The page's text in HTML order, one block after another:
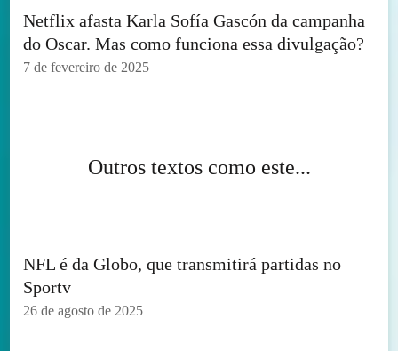
Netflix afasta Karla Sofía Gascón da campanha
do Oscar. Mas como funciona essa divulgação?
7 de fevereiro de 2025
Outros textos como este...
NFL é da Globo, que transmitirá partidas no
Sportv
26 de agosto de 2025